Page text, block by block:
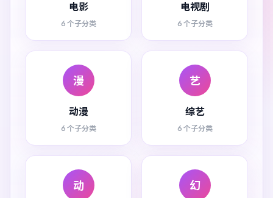
电影
6 个子分类
电视剧
6 个子分类
漫
动漫
6 个子分类
艺
综艺
6 个子分类
动 幻